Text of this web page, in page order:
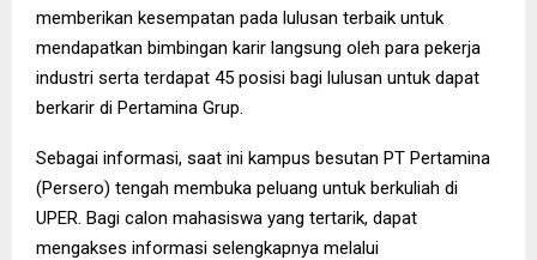
memberikan kesempatan pada lulusan terbaik untuk
mendapatkan bimbingan karir langsung oleh para pekerja
industri serta terdapat 45 posisi bagi lulusan untuk dapat
berkarir di Pertamina Grup.
Sebagai informasi, saat ini kampus besutan PT Pertamina
(Persero) tengah membuka peluang untuk berkuliah di
UPER. Bagi calon mahasiswa yang tertarik, dapat
mengakses informasi selengkapnya melalui